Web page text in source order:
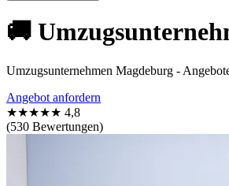
🚚
Umzugsunternehmen Magdeburg -
Angebot anfordern
★★★★★ 4,8
(530 Bewertungen)